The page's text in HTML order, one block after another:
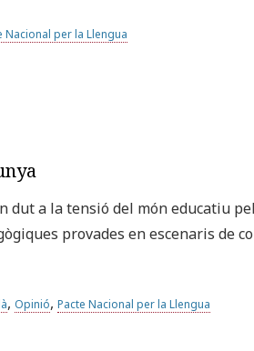
Nacional per la Llengua
dut a la tensió del món educatiu
provades en escenaris de
, Opinió, Pacte Nacional per la Llengua